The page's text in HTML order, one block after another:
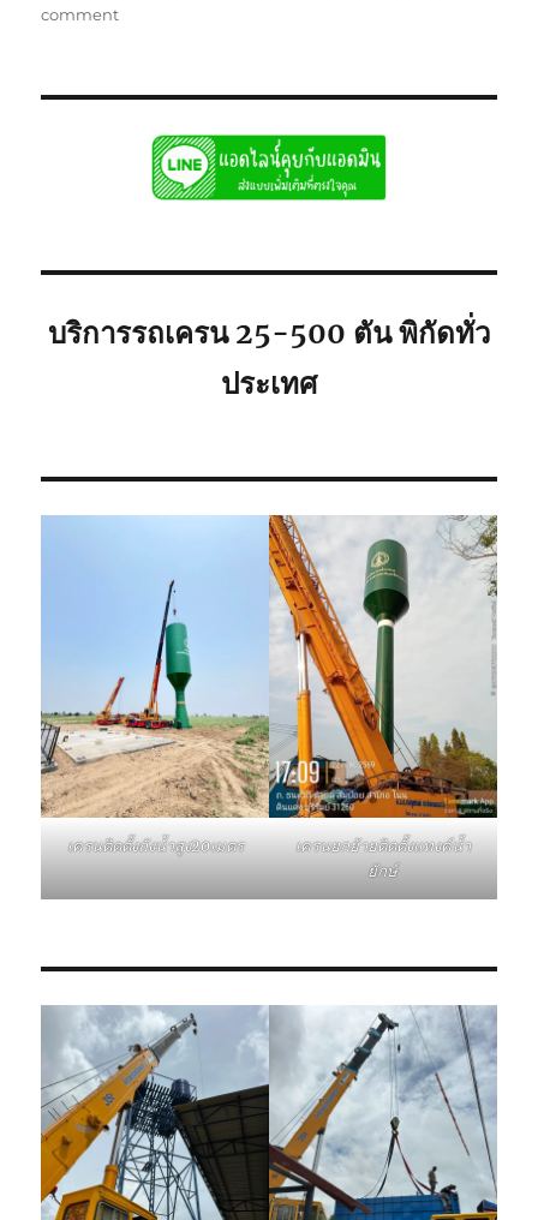
commenton
บริการรถเครน 25-500 ตัน พิกัดทั่ว
ประเทศ
เครนติดตั้งถังน้ำสูง20เมตร
เครนยกย้ายติดตั้งแทงค์น้ำ
ยักษ์